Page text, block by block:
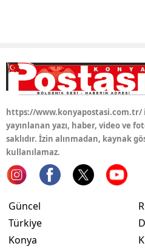
https://
yayınlanan yazı, haber, video ve
saklıdır. İzin alınmadan, kaynak
kullanılamaz.
Güncel
Türkiye
Konya